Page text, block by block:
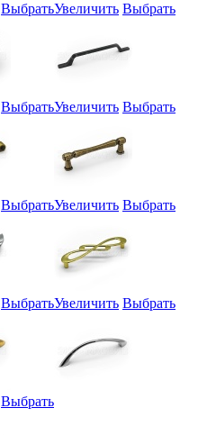
ВыбратьУвеличить Выбрать
ВыбратьУвеличить Выбрать
ВыбратьУвеличить Выбрать
ВыбратьУвеличить Выбрать
Выбрать